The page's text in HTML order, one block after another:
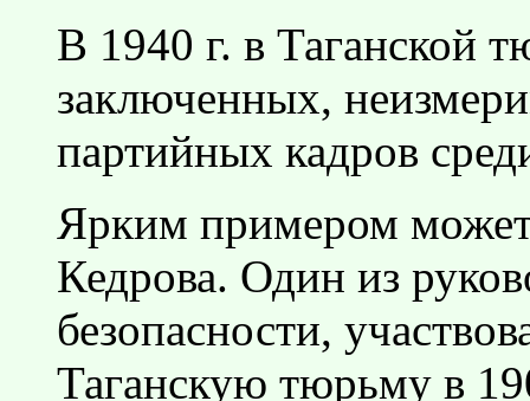
В 1940 г. в Таганской
заключенных,
партийных кадров
Ярким примером может
Кедрова. Один из
безопасности,
Таганскую тюрьму в